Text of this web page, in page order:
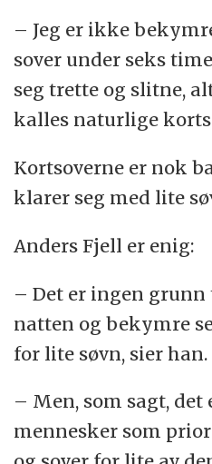
– Jeg er ikke
sover under seks
seg trette og slitne,
kalles naturlige
Kortsoverne er nok
klarer seg med lite
Anders Fjell er enig:
– Det er ingen
natten og bekymre
for lite søvn, sier han.
– Men, som sagt, det
mennesker som